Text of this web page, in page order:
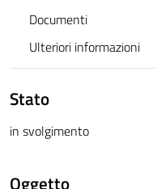
Documenti
Ulteriori informazioni
Stato
in svolgimento
Oggetto